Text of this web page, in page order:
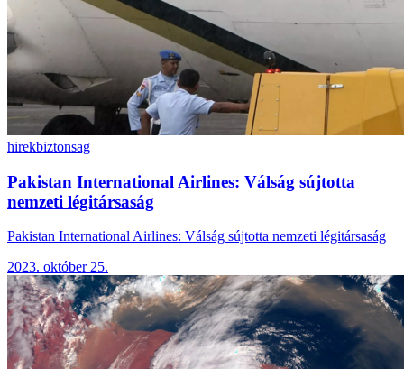
hirekbiztonsag
Pakistan International Airlines: Válság sújtotta
nemzeti légitársaság
Pakistan International Airlines: Válság sújtotta nemzeti légitársaság
2023. október 25.